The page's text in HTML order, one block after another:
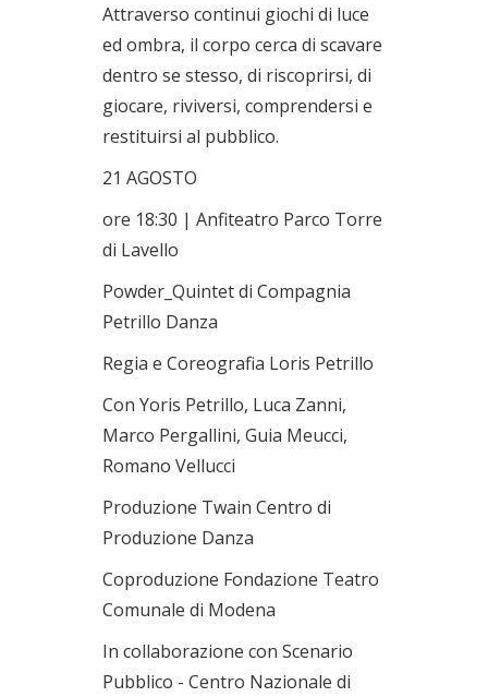
Attraverso continui giochi di luce
ed ombra, il corpo cerca di scavare
dentro se stesso, di riscoprirsi, di
giocare, riviversi, comprendersi e
restituirsi al pubblico.
21 AGOSTO
ore 18:30 | Anfiteatro Parco Torre
di Lavello
Powder_Quintet di Compagnia
Petrillo Danza
Regia e Coreografia Loris Petrillo
Con Yoris Petrillo, Luca Zanni,
Marco Pergallini, Guia Meucci,
Romano Vellucci
Produzione Twain Centro di
Produzione Danza
Coproduzione Fondazione Teatro
Comunale di Modena
In collaborazione con Scenario
Pubblico - Centro Nazionale di